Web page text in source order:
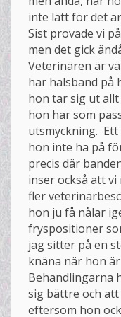
inte lätt för det
Sist provade vi
men det gick
Veterinären är
har halsband på
hon tar sig ut
hon har som
utsmyckning. Ett
hon inte ha på
precis där
inser också att
fler
hon ju få nålar
fryspositioner
jag sitter på en
knäna när hon
Behandlingarna
sig bättre och
eftersom hon